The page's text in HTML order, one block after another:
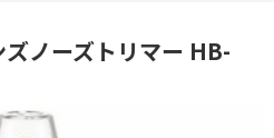
ノーズトリマー HB-